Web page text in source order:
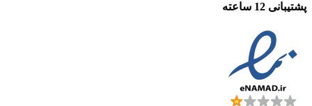
پشتیبانی 12 ساعته